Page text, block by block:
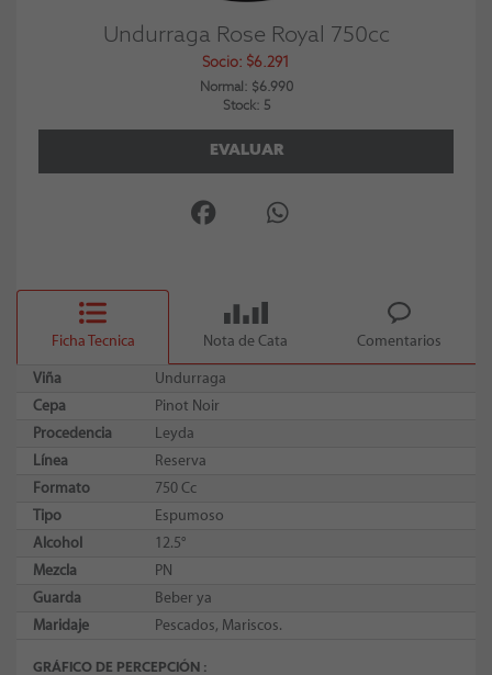
Undurraga Rose Royal 750cc
Socio: $6.291
Normal: $6.990
Stock: 5
EVALUAR
Ficha Tecnica Nota de Cata Comentarios
Viña
Undurraga
Cepa
Pinot Noir
Procedencia
Leyda
Línea
Reserva
Formato
750 Cc
Tipo
Espumoso
Alcohol
12.5°
Mezcla
PN
Guarda
Beber ya
Maridaje
Pescados, Mariscos.
GRÁFICO DE PERCEPCIÓN